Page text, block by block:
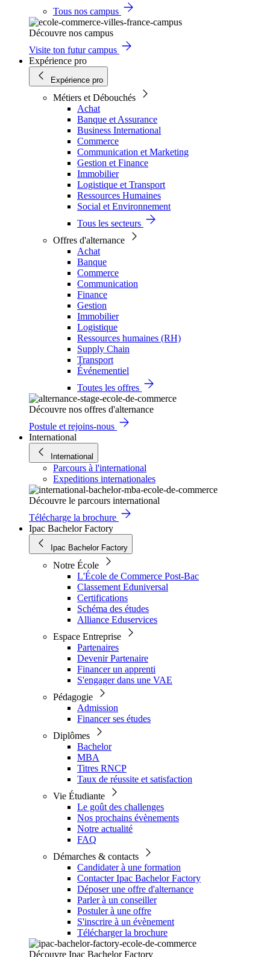
Tous nos campus
Découvre nos campus
Visite ton futur campus
Expérience pro
Expérience pro
Métiers et Débouchés
Achat
Banque et Assurance
Business International
Commerce
Communication et Marketing
Gestion et Finance
Immobilier
Logistique et Transport
Ressources Humaines
Social et Environnement
Tous les secteurs
Offres d'alternance
Achat
Banque
Commerce
Communication
Finance
Gestion
Immobilier
Logistique
Ressources humaines (RH)
Supply Chain
Transport
Événementiel
Toutes les offres
Découvre nos offres d'alternance
Postule et rejoins-nous
International
International
Parcours à l'international
Expeditions internationales
Découvre le parcours international
Télécharge la brochure
Ipac Bachelor Factory
Ipac Bachelor Factory
Notre École
L'École de Commerce Post-Bac
Classement Eduniversal
Certifications
Schéma des études
Alliance Eduservices
Espace Entreprise
Partenaires
Devenir Partenaire
Financer un apprenti
S'engager dans une VAE
Pédagogie
Admission
Financer ses études
Diplômes
Bachelor
MBA
Titres RNCP
Taux de réussite et satisfaction
Vie Étudiante
Le goût des challenges
Nos prochains évènements
Notre actualité
FAQ
Démarches & contacts
Candidater à une formation
Contacter Ipac Bachelor Factory
Déposer une offre d'alternance
Parler à un conseiller
Postuler à une offre
S'inscrire à un évènement
Télécharger la brochure
Découvre Ipac Bachelor Factory